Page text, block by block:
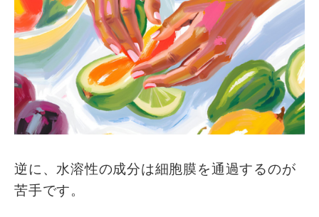
逆に、水溶性の成分は細胞膜を通過するのが
苦手です。